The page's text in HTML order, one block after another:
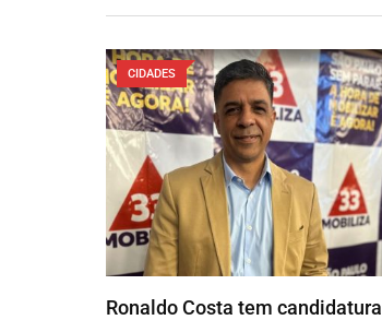
CIDADES
Ronaldo Costa tem candidatura